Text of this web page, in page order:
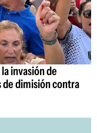
invasión de
dimisión contra